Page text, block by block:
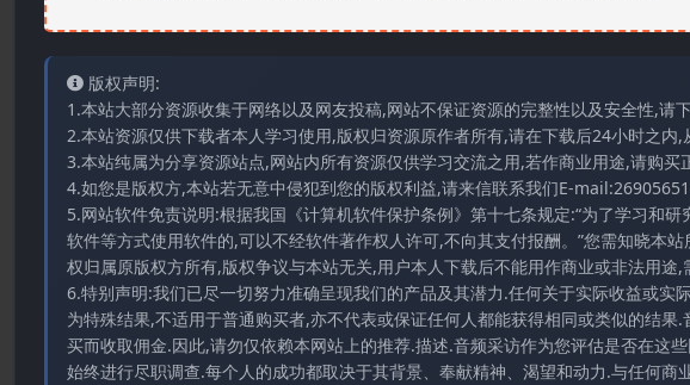
版权声明:
1.本站大部分资源收集于网络以及网友投稿,网站不保证资源的完整性以及安全性,请下
2.本站资源仅供下载者本人学习使用,版权归资源原作者所有,请在下载后24小时之内,
3.本站纯属为分享资源站点,网站内所有资源仅供学习交流之用,若作商业用途,请购买
4.如您是版权方,本站若无意中侵犯到您的版权利益,请来信联系我们E-
5.网站软件免责说明:根据我国《计算机软件保护条例》第十七条规定:“为了学习和
软件等方式使用软件的,可以不经软件著作权人许可,不向其支付报酬。”您需知晓本
权归属原版权方所有,版权争议与本站无关,用户本人下载后不能用作商业或非法用
6.特别声明:我们已尽一切努力准确呈现我们的产品及其潜力.任何关于实际收益或实
为特殊结果,不适用于普通购买者,亦不代表或保证任何人都能获得相同或类似的结
买而收取佣金.因此,请勿仅依赖本网站上的推荐.描述.音频采访作为您评估是否在这
始终进行尽职调查.每个人的成功都取决于其背景、奉献精神、渴望和动力.与任何